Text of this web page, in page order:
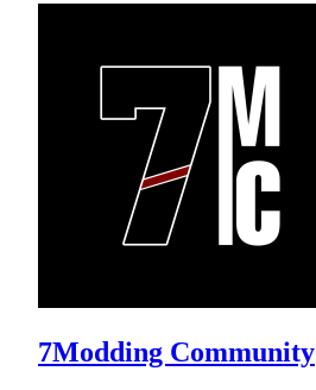
7Modding Community